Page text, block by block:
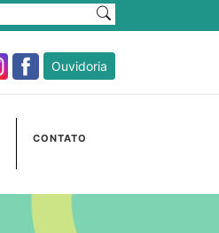
Ouvidoria
CONTATO